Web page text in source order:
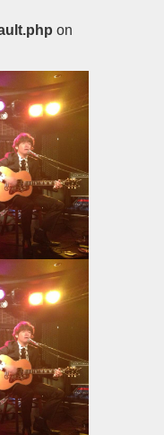
on